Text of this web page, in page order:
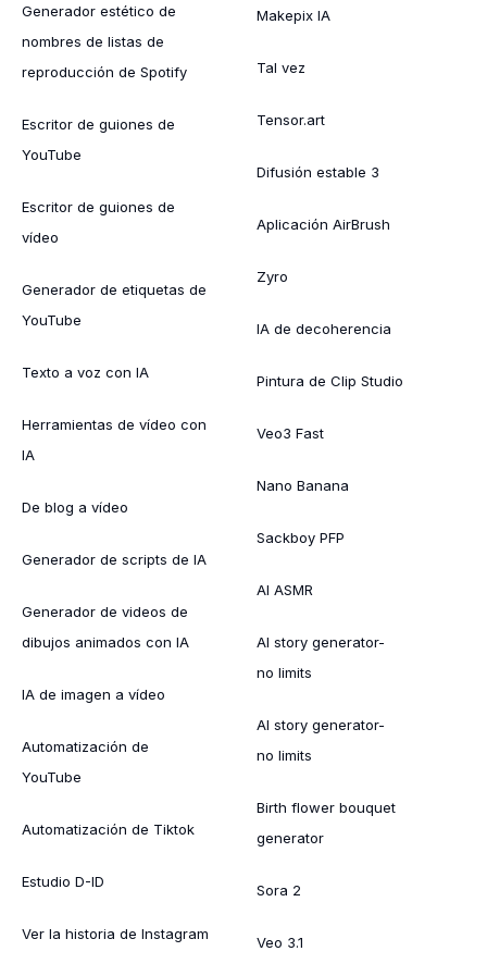
Generador estético de
nombres de listas de
reproducción de Spotify
Escritor de guiones de
YouTube
Escritor de guiones de
vídeo
Generador de etiquetas de
YouTube
Texto a voz con IA
Herramientas de vídeo con
IA
De blog a vídeo
Generador de scripts de IA
Generador de videos de
dibujos animados con IA
IA de imagen a vídeo
Automatización de
YouTube
Automatización de Tiktok
Estudio D-ID
Ver la historia de Instagram
Makepix IA
Tal vez
Tensor.art
Difusión estable 3
Aplicación AirBrush
Zyro
IA de decoherencia
Pintura de Clip Studio
Veo3 Fast
Nano Banana
Sackboy PFP
AI ASMR
AI story generator-
no limits
AI story generator-
no limits
Birth flower bouquet
generator
Sora 2
Veo 3.1